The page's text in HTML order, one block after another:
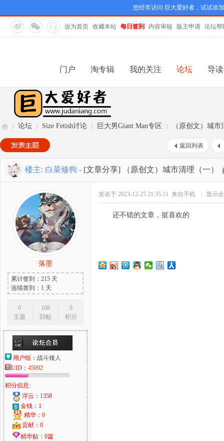
您经常访问 巨大爱好者，试试添
设为首页 收藏本站 每日签到 内容审核 版主申请 论坛帮
门户 淘专辑 我的关注 论坛 导读
巨
爱
»
论坛
›
Size Fetish讨论
›
巨大男Giant Man专区
›
（原创文）城
返回列表
楼主: 白菜修狗 - [文章分享] （原创文）城市清理（一）
落墨
累计签到：215 天
连续签到：1 天
0
主题
168
回帖
9
积分
用户组： 战斗矮人
UID： 45092
积分信息:
浮云：1358
金钱：1
精华：0
贡献：0
精华贴：0篇
发表于 2023-12-25 21:35:11 来自手机 显示
还不错的文章，挺喜欢的